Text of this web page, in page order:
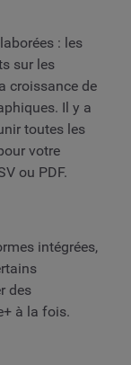
: les
sur les
croissance de
Il y a
toutes les
votre
ou PDF.
intégrées,
des
à la fois.